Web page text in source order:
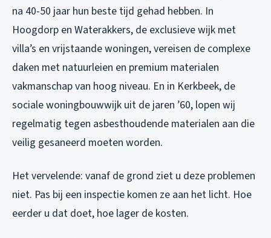
na 40-50 jaar hun beste tijd gehad hebben. In
Hoogdorp en Waterakkers, de exclusieve wijk met
villa’s en vrijstaande woningen, vereisen de complexe
daken met natuurleien en premium materialen
vakmanschap van hoog niveau. En in Kerkbeek, de
sociale woningbouwwijk uit de jaren ’60, lopen wij
regelmatig tegen asbesthoudende materialen aan die
veilig gesaneerd moeten worden.
Het vervelende: vanaf de grond ziet u deze problemen
niet. Pas bij een inspectie komen ze aan het licht. Hoe
eerder u dat doet, hoe lager de kosten.